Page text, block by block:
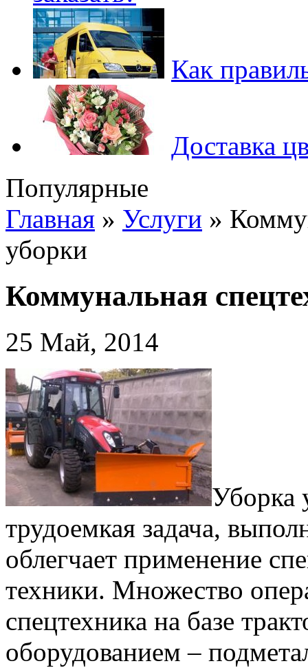
Как
Доставка
Популярные
Главная » Услуги »
уборки
Коммунальная
25 Май, 2014
Уборка
трудоемкая задача,
облегчает применение
техники. Множество
спецтехника на базе
оборудованием –